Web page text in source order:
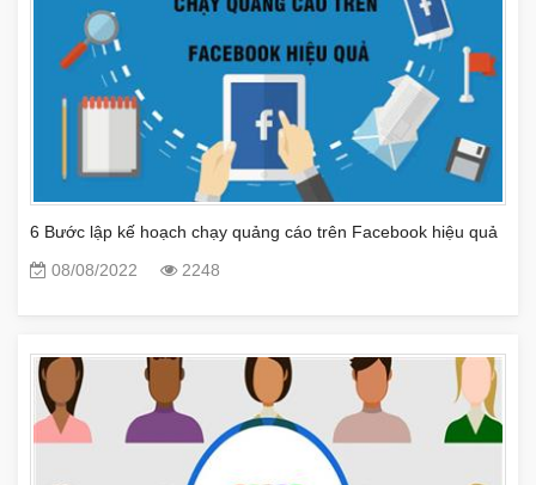
6 Bước lập kế hoạch chạy quảng cáo trên Facebook hiệu quả
08/08/2022
2248